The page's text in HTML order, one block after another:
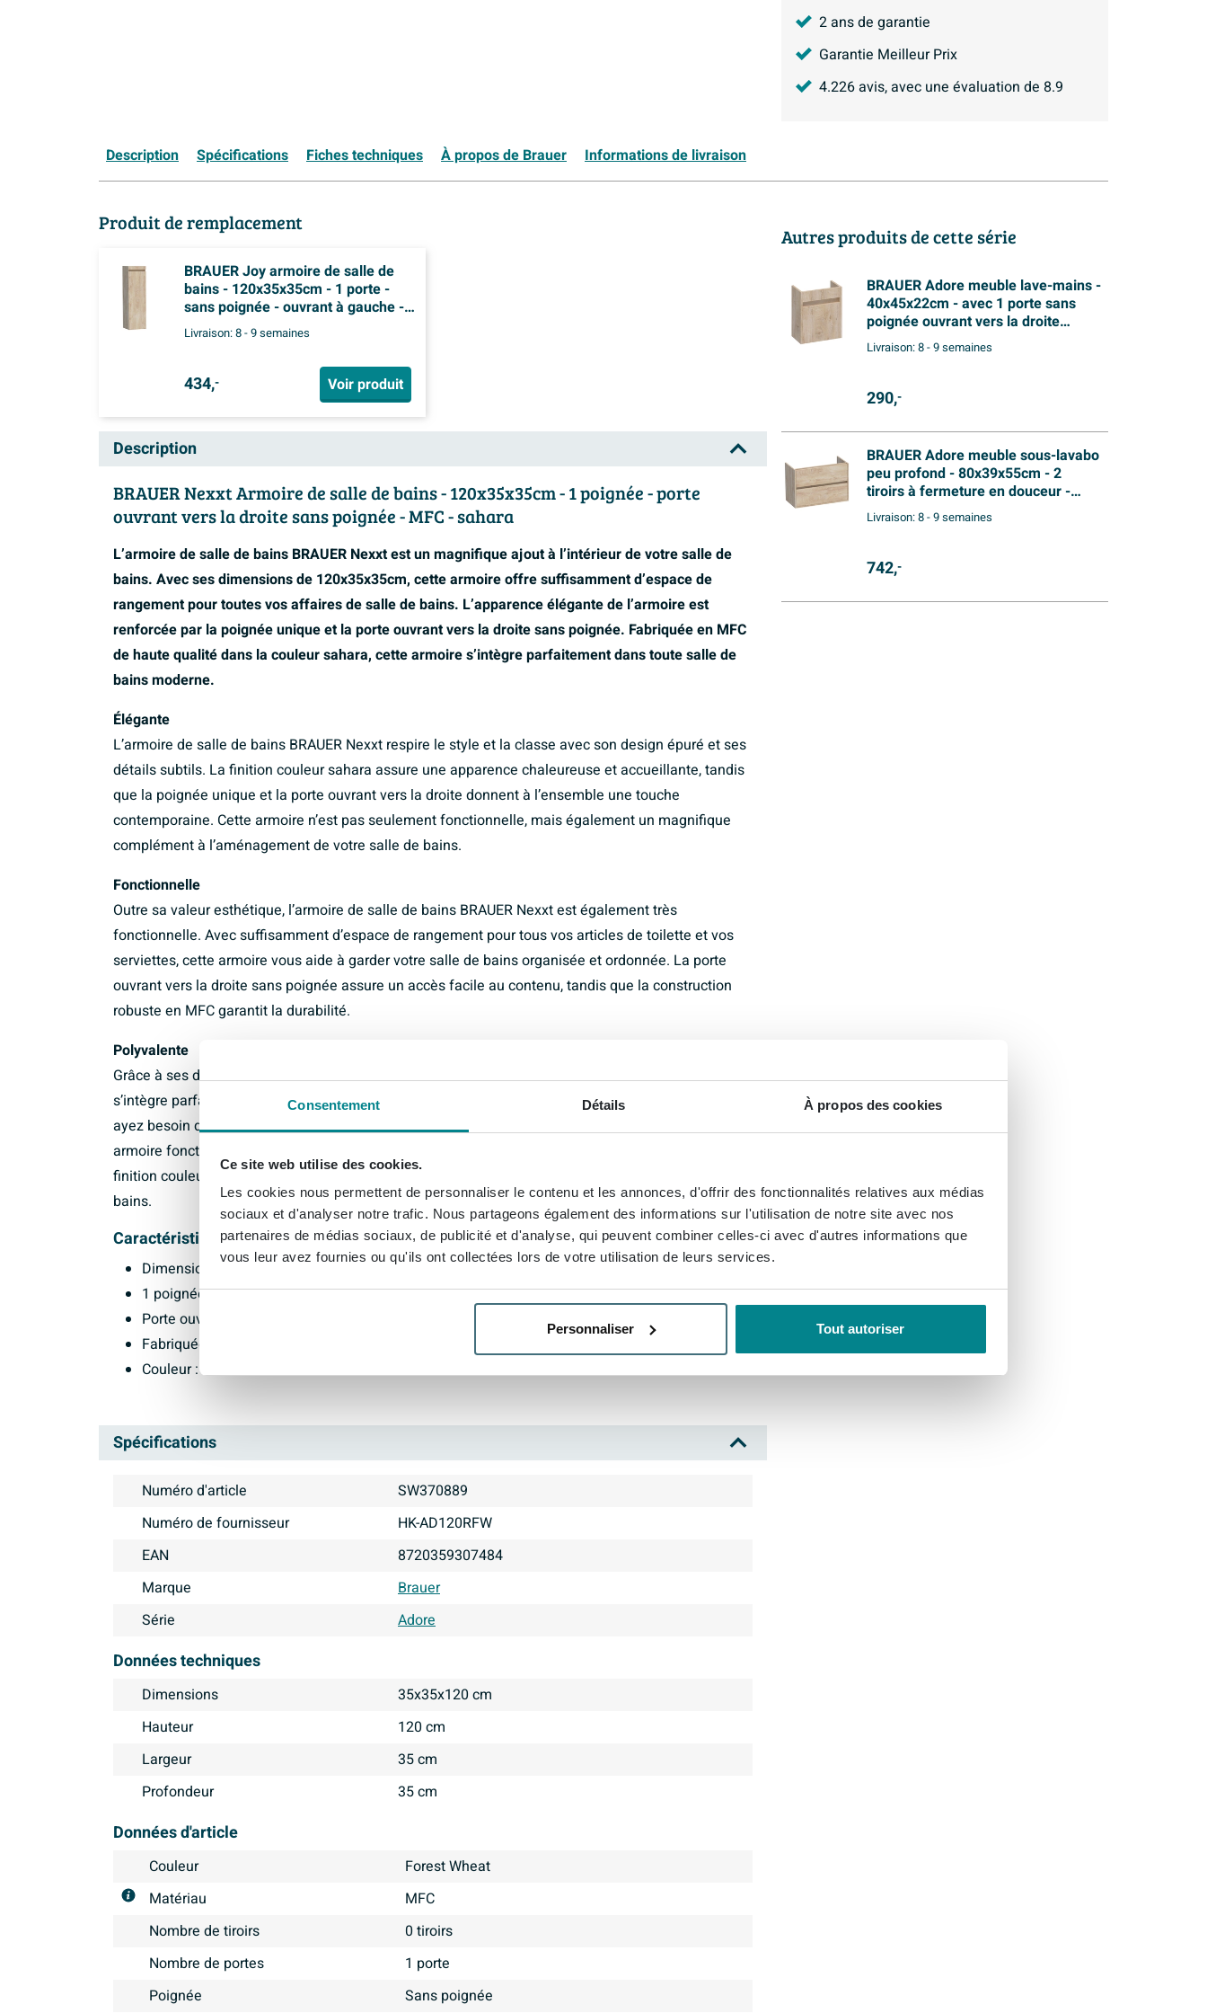
Consentement Détails À propos des cookies
Ce site web utilise des cookies.
Les cookies nous permettent de personnaliser le contenu et les annonces, d'offrir des fonctionnalités relatives aux médias
sociaux et d'analyser notre trafic. Nous partageons également des informations sur l'utilisation de notre site avec nos
partenaires de médias sociaux, de publicité et d'analyse, qui peuvent combiner celles-ci avec d'autres informations que
vous leur avez fournies ou qu'ils ont collectées lors de votre utilisation de leurs services.
Personnaliser Tout autoriser
2 ans de garantie
Garantie Meilleur Prix
4.226avis, avec une évaluation de 8.9
Description Spécifications Fiches techniques À propos de Brauer Informations de livraison
Produit de remplacement
BRAUER Joy armoire de salle de
bains - 120x35x35cm - 1 porte -
sans poignée - ouvrant à gauche -
Forest Wheat
Livraison:8 - 9 semaines
434,- Voir produit
Description
BRAUER Nexxt Armoire de salle de bains - 120x35x35cm - 1 poignée - porte
ouvrant vers la droite sans poignée - MFC - sahara
L’armoire de salle de bains BRAUER Nexxt est un magnifique ajout à l’intérieur de votre salle de
bains. Avec ses dimensions de 120x35x35cm, cette armoire offre suffisamment d’espace de
rangement pour toutes vos affaires de salle de bains. L’apparence élégante de l’armoire est
renforcée par la poignée unique et la porte ouvrant vers la droite sans poignée. Fabriquée en MFC
de haute qualité dans la couleur sahara, cette armoire s’intègre parfaitement dans toute salle de
bains moderne.
Élégante
L’armoire de salle de bains BRAUER Nexxt respire le style et la classe avec son design épuré et ses
détails subtils. La finition couleur sahara assure une apparence chaleureuse et accueillante, tandis
que la poignée unique et la porte ouvrant vers la droite donnent à l’ensemble une touche
contemporaine. Cette armoire n’est pas seulement fonctionnelle, mais également un magnifique
complément à l’aménagement de votre salle de bains.
Fonctionnelle
Outre sa valeur esthétique, l’armoire de salle de bains BRAUER Nexxt est également très
fonctionnelle. Avec suffisamment d’espace de rangement pour tous vos articles de toilette et vos
serviettes, cette armoire vous aide à garder votre salle de bains organisée et ordonnée. La porte
ouvrant vers la droite sans poignée assure un accès facile au contenu, tandis que la construction
robuste en MFC garantit la durabilité.
Polyvalente
Grâce à ses dimensions compactes de 120x35x35cm, l’armoire de salle de bains BRAUER Nexxt
s’intègre parfaitement aussi bien dans les grandes que dans les petites salles de bains. Que vous
ayez besoin d’espace de rangement supplémentaire dans une salle de bains spacieuse ou d’une
armoire fonctionnelle pour une salle de bains compacte, cette armoire offre la solution parfaite. La
finition couleur sahara permet de combiner facilement l’armoire avec différents styles de salles de
bains.
Caractéristiques :
Dimensions : 120x35x35cm
1 poignée
Porte ouvrant vers la droite sans poignée
Fabriquée en MFC
Couleur : sahara
Spécifications
Numéro d'article
SW370889
Numéro de fournisseur
HK-AD120RFW
EAN
8720359307484
Marque
Brauer
Série
Adore
Données techniques
Dimensions
35x35x120 cm
Hauteur
120 cm
Largeur
35 cm
Profondeur
35 cm
Données d'article
Couleur
Forest Wheat
Matériau
MFC
Nombre de tiroirs
0 tiroirs
Nombre de portes
1 porte
Poignée
Sans poignée
Autres produits de cette série
BRAUER Adore meuble lave-mains -
40x45x22cm - avec 1 porte sans
poignée ouvrant vers la droite
Forest Wheat
Livraison:8 - 9 semaines
290,-
BRAUER Adore meuble sous-lavabo
peu profond - 80x39x55cm - 2
tiroirs à fermeture en douceur -
sans poignées - 1 découpe pour
siphon - Forest Wheat
Livraison:8 - 9 semaines
742,-